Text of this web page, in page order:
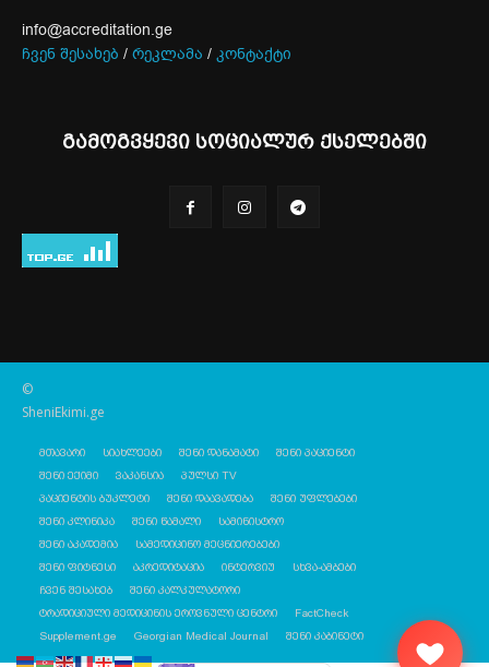
info@accreditation.ge
ჩვენ შესახებ / რეკლამა / კონტაქტი
გამოგვყევი სოციალურ ქსელებში
©
SheniEkimi.ge
მთავარი სიახლეები შენი დანამატი
შენი პაციენტი
შენი ექიმი
ვაკანსია
პულსი TV
პაციენტის ბუკლეტი
შენი დაავადება
შენი უფლებები
შენი კლინიკა
შენი წამალი
სამინისტრო
შენი აკადემია
სამედიცინო მეცნიერებები
შენი ფიტნესი
აკრედიტაცია ინტერვიუ
სხვა-ამბები
ჩვენ შესახებ
შენი კალკულატორი
ტრადიციული მედიცინის ეროვნული ცენტრი
FactCheck
Supplement.ge
Georgian Medical Journal შენი კაბინეტი